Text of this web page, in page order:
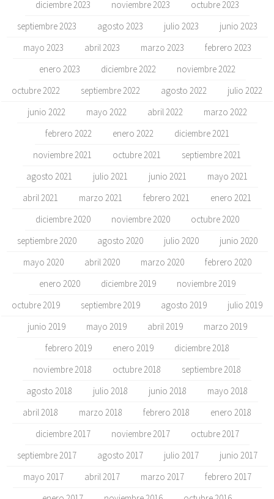
diciembre 2023
noviembre 2023
octubre 2023
septiembre 2023
agosto 2023 julio 2023
junio 2023
mayo 2023
abril 2023 marzo 2023
febrero 2023
enero 2023
diciembre 2022
noviembre 2022
octubre 2022
septiembre 2022 agosto 2022
julio 2022
junio 2022
mayo 2022 abril 2022
marzo 2022
febrero 2022
enero 2022
diciembre 2021
noviembre 2021
octubre 2021
septiembre 2021
agosto 2021
julio 2021 junio 2021
mayo 2021
abril 2021
marzo 2021 febrero 2021
enero 2021
diciembre 2020
noviembre 2020
octubre 2020
septiembre 2020
agosto 2020 julio 2020
junio 2020
mayo 2020
abril 2020 marzo 2020
febrero 2020
enero 2020
diciembre 2019
noviembre 2019
octubre 2019
septiembre 2019 agosto 2019
julio 2019
junio 2019
mayo 2019 abril 2019
marzo 2019
febrero 2019
enero 2019
diciembre 2018
noviembre 2018
octubre 2018
septiembre 2018
agosto 2018
julio 2018 junio 2018
mayo 2018
abril 2018
marzo 2018 febrero 2018
enero 2018
diciembre 2017
noviembre 2017
octubre 2017
septiembre 2017
agosto 2017 julio 2017
junio 2017
mayo 2017
abril 2017 marzo 2017
febrero 2017